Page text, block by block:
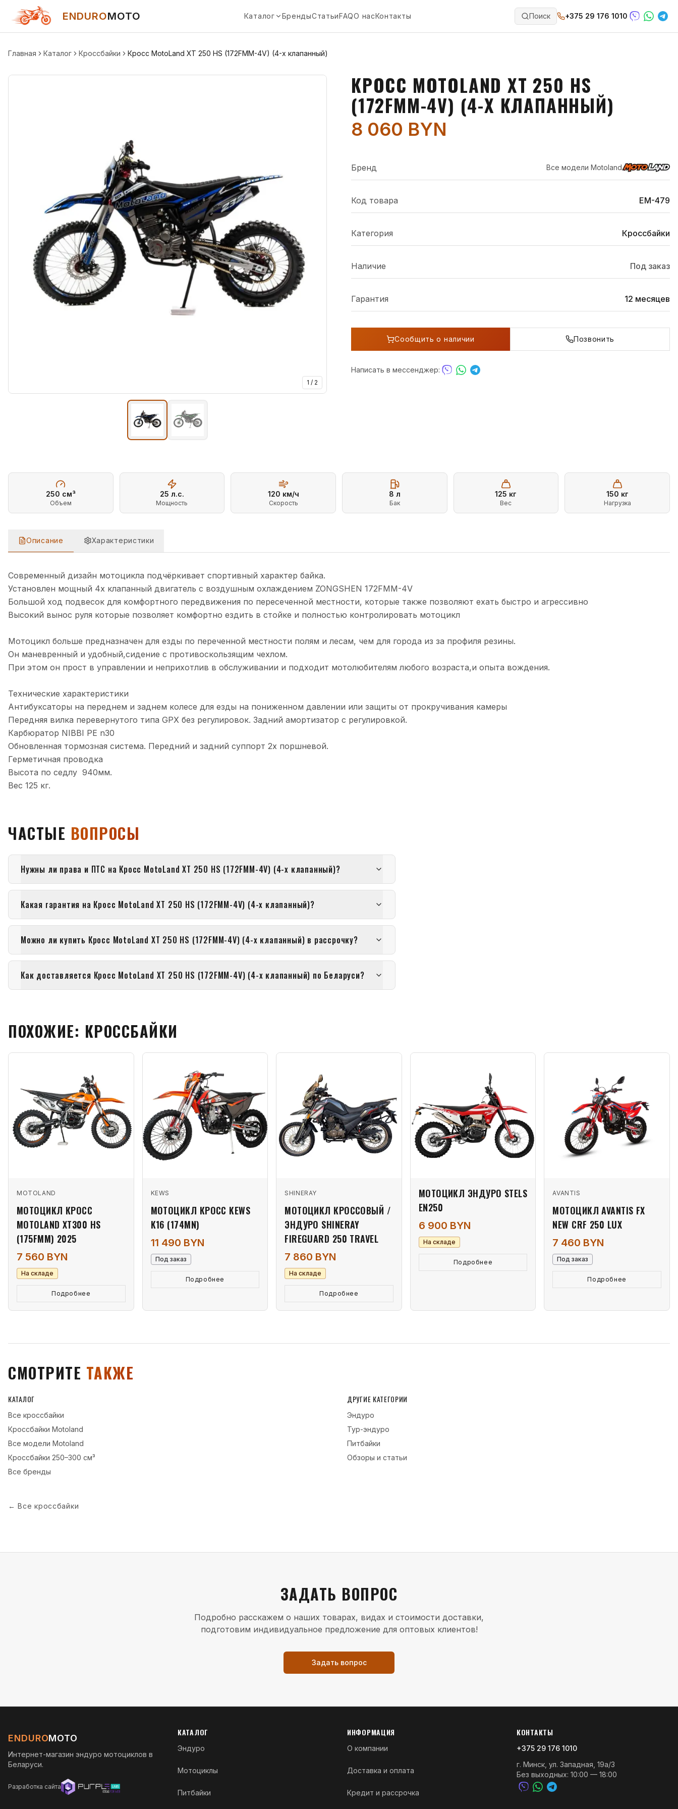
ENDUROMOTO Каталог БрендыСтатьиFAQО насКонтакты Поиск +375 29 176 1010
Главная Каталог Кроссбайки Кросс MotoLand XT 250 HS (172FMM-4V) (4-х клапанный)
1 / 2
КРОСС MOTOLAND XT 250 HS
(172FMM-4V) (4-Х КЛАПАННЫЙ)
8 060 BYN
Бренд Все модели Motoland
Код товара EM-479
Категория Кроссбайки
Наличие Под заказ
Гарантия 12 месяцев
Сообщить о наличии Позвонить
Написать в мессенджер:
250 см³
Объем
25 л.с.
Мощность
120 км/ч
Скорость
8 л
Бак
125 кг
Вес
150 кг
Нагрузка
Описание Характеристики
ОПИСАНИЕКРОСС MOTOLAND XT 250 HS (172FMM-4V) (4-Х КЛАПАННЫЙ)
Современный дизайн мотоцикла подчёркивает спортивный характер байка.
Установлен мощный 4х клапанный двигатель с воздушным охлаждением ZONGSHEN 172FMM-4V
Большой ход подвесок для комфортного передвижения по пересеченной местности, которые также позволяют ехать быстро и агрессивно
Высокий вынос руля которые позволяет комфортно ездить в стойке и полностью контролировать мотоцикл
Мотоцикл больше предназначен для езды по переченной местности полям и лесам, чем для города из за профиля резины.
Он маневренный и удобный,сидение с противоскользящим чехлом.
При этом он прост в управлении и неприхотлив в обслуживании и подходит мотолюбителям любого возраста,и опыта вождения.
Технические характеристики
Антибуксаторы на переднем и заднем колесе для езды на пониженном давлении или защиты от прокручивания камеры
Передняя вилка перевернутого типа GPX без регулировок. Задний амортизатор с регулировкой.
Карбюратор NIBBI PE n30
Обновленная тормозная система. Передний и задний суппорт 2х поршневой.
Герметичная проводка
Высота по седлу 940мм.
Вес 125 кг.
ЧАСТЫЕ ВОПРОСЫ
Нужны ли права и ПТС на Кросс MotoLand XT 250 HS (172FMM-4V) (4-х клапанный)?
Какая гарантия на Кросс MotoLand XT 250 HS (172FMM-4V) (4-х клапанный)?
Можно ли купить Кросс MotoLand XT 250 HS (172FMM-4V) (4-х клапанный) в рассрочку?
Как доставляется Кросс MotoLand XT 250 HS (172FMM-4V) (4-х клапанный) по Беларуси?
ПОХОЖИЕ: КРОССБАЙКИ
MOTOLAND
МОТОЦИКЛ КРОСС
MOTOLAND XT300 HS
(175FMM) 2025
7 560 BYN
На складе
Подробнее
KEWS
МОТОЦИКЛ КРОСС KEWS
K16 (174MN)
11 490 BYN
Под заказ
Подробнее
SHINERAY
МОТОЦИКЛ КРОССОВЫЙ /
ЭНДУРО SHINERAY
FIREGUARD 250 TRAVEL
7 860 BYN
На складе
Подробнее
МОТОЦИКЛ ЭНДУРО STELS
EN250
6 900 BYN
На складе
Подробнее
AVANTIS
МОТОЦИКЛ AVANTIS FX
NEW CRF 250 LUX
7 460 BYN
Под заказ
Подробнее
СМОТРИТЕ ТАКЖЕ
КАТАЛОГ
Все кроссбайки
Кроссбайки Motoland
Все модели Motoland
Кроссбайки 250–300 см³
Все бренды
ДРУГИЕ КАТЕГОРИИ
Эндуро
Тур-эндуро
Питбайки
Обзоры и статьи
←Все кроссбайки
ЗАДАТЬ ВОПРОС
Подробно расскажем о наших товарах, видах и стоимости доставки,
подготовим индивидуальное предложение для оптовых клиентов!
Задать вопрос
ENDUROMOTO
Интернет-магазин эндуро мотоциклов в
Беларуси.
Разработка сайта
КАТАЛОГ
Эндуро
Мотоциклы
Питбайки
ИНФОРМАЦИЯ
О компании
Доставка и оплата
Кредит и рассрочка
КОНТАКТЫ
+375 29 176 1010
г. Минск, ул. Западная, 19а/3
Без выходных: 10:00 — 18:00